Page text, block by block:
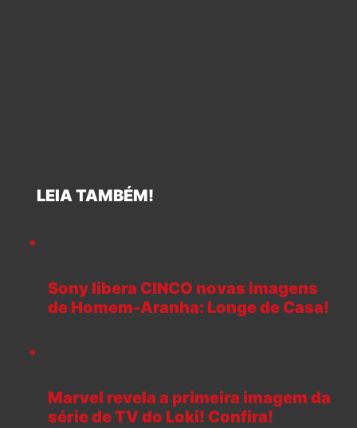
LEIA TAMBÉM!
Sony libera CINCO novas imagens
de Homem-Aranha: Longe de Casa!
Marvel revela a primeira imagem da
série de TV do Loki! Confira!